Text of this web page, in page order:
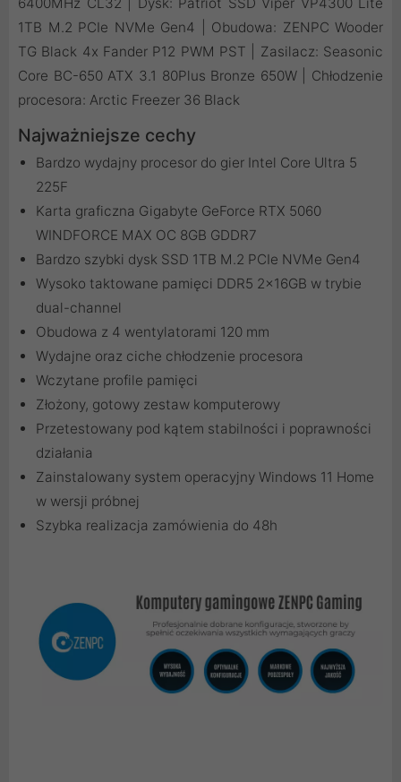
6400MHz CL32 | Dysk: Patriot SSD Viper VP4300 Lite
1TB M.2 PCIe NVMe Gen4 | Obudowa: ZENPC Wooder
TG Black 4x Fander P12 PWM PST | Zasilacz: Seasonic
Core BC-650 ATX 3.1 80Plus Bronze 650W | Chłodzenie
procesora: Arctic Freezer 36 Black
Najważniejsze cechy
Bardzo wydajny procesor do gier Intel Core Ultra 5
225F
Karta graficzna Gigabyte GeForce RTX 5060
WINDFORCE MAX OC 8GB GDDR7
Bardzo szybki dysk SSD 1TB M.2 PCIe NVMe Gen4
Wysoko taktowane pamięci DDR5 2x16GB w trybie
dual-channel
Obudowa z 4 wentylatorami 120 mm
Wydajne oraz ciche chłodzenie procesora
Wczytane profile pamięci
Złożony, gotowy zestaw komputerowy
Przetestowany pod kątem stabilności i poprawności
działania
Zainstalowany system operacyjny Windows 11 Home
w wersji próbnej
Szybka realizacja zamówienia do 48h